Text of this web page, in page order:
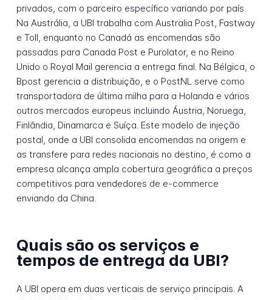
privados, com o parceiro específico variando por país.
Na Austrália, a UBI trabalha com Australia Post, Fastway
e Toll, enquanto no Canadá as encomendas são
passadas para Canada Post e Purolator, e no Reino
Unido o Royal Mail gerencia a entrega final. Na Bélgica, o
Bpost gerencia a distribuição, e o PostNL serve como
transportadora de última milha para a Holanda e vários
outros mercados europeus incluindo Áustria, Noruega,
Finlândia, Dinamarca e Suíça. Este modelo de injeção
postal, onde a UBI consolida encomendas na origem e
as transfere para redes nacionais no destino, é como a
empresa alcança ampla cobertura geográfica a preços
competitivos para vendedores de e-commerce
enviando da China.
Quais são os serviços e
tempos de entrega da UBI?
A UBI opera em duas verticais de serviço principais. A